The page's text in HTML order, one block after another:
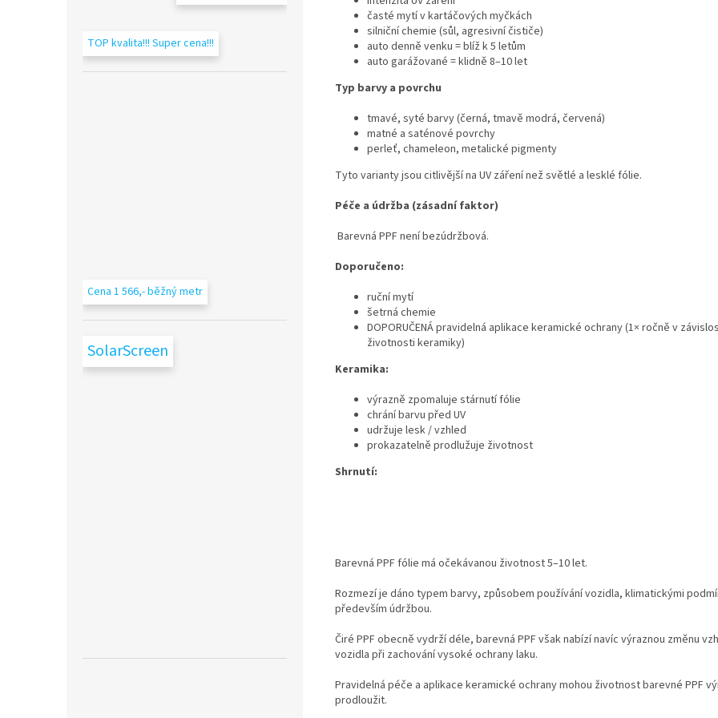
TOP kvalita!!! Super cena!!!
Cena 1 566,- běžný metr
SolarScreen
časté mytí v kartáčových myčkách
silniční chemie (sůl, agresivní čističe)
auto denně venku = blíž k 5 letům
auto garážované = klidně 8–10 let
Typ barvy a povrchu
tmavé, syté barvy (černá, tmavě modrá, červená)
matné a saténové povrchy
perleť, chameleon, metalické pigmenty
Tyto varianty jsou citlivější na UV záření než světlé a lesklé fólie.
Péče a údržba (zásadní faktor)
Barevná PPF není bezúdržbová.
Doporučeno:
ruční mytí
šetrná chemie
DOPORUČENÁ pravidelná aplikace keramické ochrany (1× ročně v
životnosti keramiky)
Keramika:
výrazně zpomaluje stárnutí fólie
chrání barvu před UV
udržuje lesk / vzhled
prokazatelně prodlužuje životnost
Shrnutí:
Barevná PPF fólie má očekávanou životnost 5–10 let.
Rozmezí je dáno typem barvy, způsobem používání vozidla, klimatickými
především údržbou.
Čiré PPF obecně vydrží déle, barevná PPF však nabízí navíc výraznou změnu
vozidla při zachování vysoké ochrany laku.
Pravidelná péče a aplikace keramické ochrany mohou životnost barevné PPF
prodloužit.